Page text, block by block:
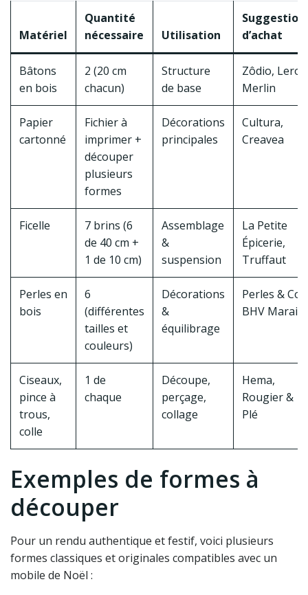
Matériel
Quantité
nécessaire
Utilisation
d’achat
Bâtons
en bois
2 (20 cm
chacun)
Structure
de base
Zôdio, Leroy
Merlin
Papier
cartonné
Fichier à
imprimer +
découper
plusieurs
formes
Décorations
principales
Cultura,
Creavea
Ficelle
7 brins (6
de 40 cm +
1 de 10 cm)
Assemblage
&
suspension
La Petite
Épicerie,
Truffaut
Perles en
bois
6
(différentes
tailles et
couleurs)
Décorations
&
équilibrage
Perles & Co,
BHV Marais
Ciseaux,
pince à
trous,
colle
1 de
chaque
Découpe,
perçage,
collage
Hema,
Rougier &
Plé
Exemples de formes à
découper
Pour un rendu authentique et festif, voici plusieurs
formes classiques et originales compatibles avec un
mobile de Noël :